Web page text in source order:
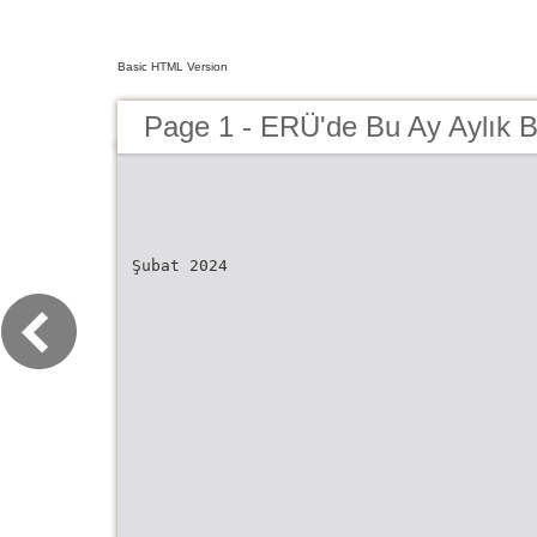
Basic HTML Version
Page 1 - ERÜ'de Bu Ay Aylık
Şubat 2024